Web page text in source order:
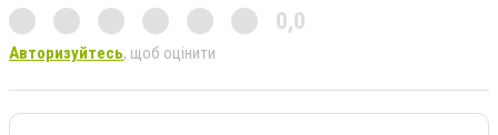
0,0
Авторизуйтесь, щоб оцінити